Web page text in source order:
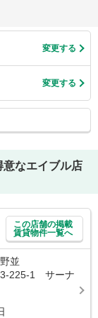
変更する
変更する
意なエイブル店
この店舗の掲載
賃貸物件一覧へ
並
3-225-1 サーナ